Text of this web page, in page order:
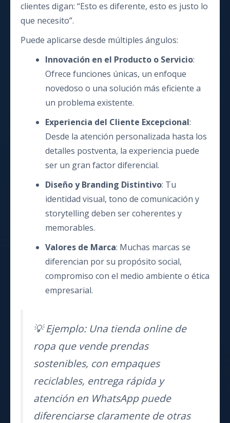
clientes digan: “Esto es diferente, esto es justo lo
que necesito”.
Puede aplicarse desde múltiples ángulos:
Innovación en el Producto o Servicio:
Ofrece funciones únicas, un enfoque
novedoso o una solución más eficiente a
un problema existente.
Experiencia del Cliente Excepcional:
Desde la atención personalizada hasta los
detalles postventa, la experiencia puede
ser un gran factor diferencial.
Diseño y Branding Distintivo: Tu
identidad visual, tono de comunicación y
storytelling deben ser coherentes y
memorables.
Valores de Marca: Muchas marcas se
diferencian por su propósito social,
compromiso con el medio ambiente o ética
empresarial.
💡 Ejemplo: Una tienda online de
ropa que vende prendas
sostenibles, con empaques
reciclables, entrega rápida y
atención en WhatsApp puede
diferenciarse claramente de otras